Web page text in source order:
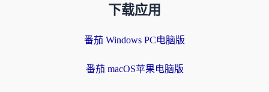
下载应用
番茄 Windows PC电脑版
番茄 macOS苹果电脑版